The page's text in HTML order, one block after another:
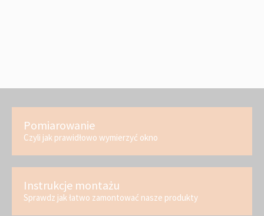
Pomiarowanie
Czyli jak prawidłowo wymierzyć okno
Instrukcje montażu
Sprawdz jak łatwo zamontować nasze produkty